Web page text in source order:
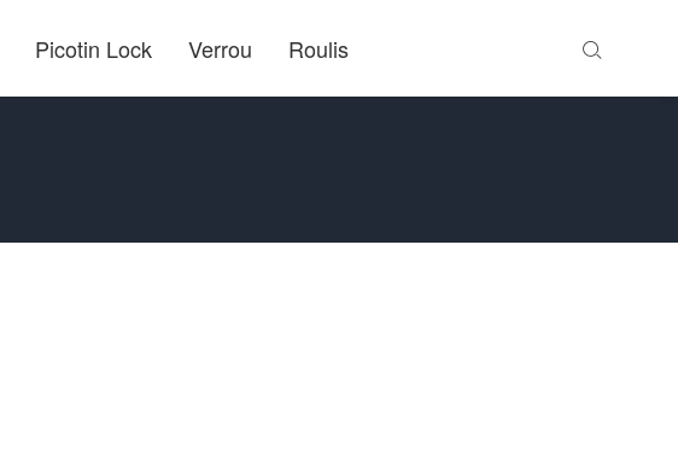
Picotin Lock Verrou Roulis 